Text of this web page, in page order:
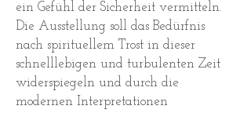
ein Gefühl der Sicherheit vermitteln.
Die Ausstellung soll das Bedürfnis
nach spirituellem Trost in dieser
schnelllebigen und turbulenten Zeit
widerspiegeln und durch die
modernen Interpretationen